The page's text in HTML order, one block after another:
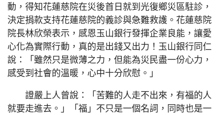
動，得知花蓮慈院在災後首日就到光復鄉災區駐診，
決定捐款支持花蓮慈院的義診與急難救護。花蓮慈院
院長林欣榮表示，感恩玉山銀行發揮企業良能，讓愛
心化為實際行動，真的是出錢又出力！玉山銀行同仁
說：「雖然只是微薄之力，但能為災民盡一份心力，
感受到社會的溫暖，心中十分欣慰。」
證嚴上人曾說：「苦難的人走不出來，有福的人
就要走進去。」「福」不只是一個名詞，同時也是一